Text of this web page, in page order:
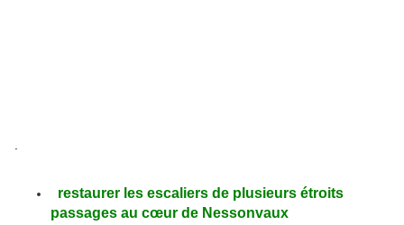
restaurer les escaliers de plusieurs étroits
passages au cœur de Nessonvaux